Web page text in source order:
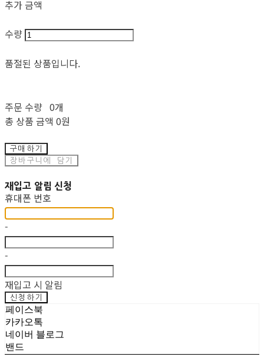
추가 금액
수량
품절된 상품입니다.
주문 수량 0개
총 상품 금액 0원
구매하기
장바구니에 담기
재입고 알림 신청
휴대폰 번호
-
-
재입고 시 알림
신청하기
페이스북
카카오톡
네이버 블로그
밴드